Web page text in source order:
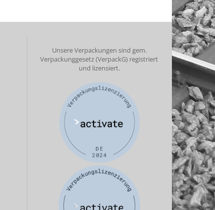
Unsere Verpackungen sind gem.
Verpackunggesetz (VerpackG) registriert
und lizensiert.